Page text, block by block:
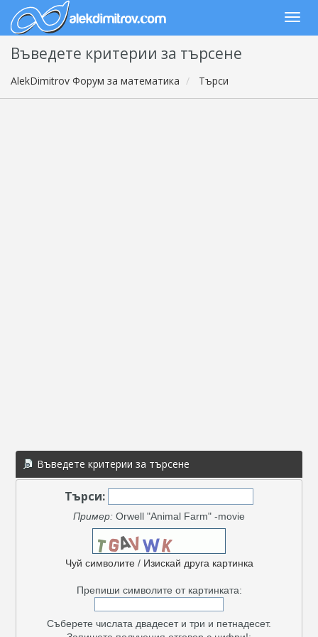
Въведете критерии за търсене
AlekDimitrov Форум за математика Търси
Въведете критерии за търсене
Търси:
Пример: Orwell "Animal Farm" -movie
Чуй символите/ Изискай друга картинка
Препиши символите от картинката:
Съберете числата двадесет и три и петнадесет.